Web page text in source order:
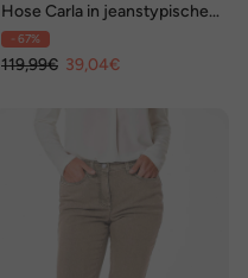
Hose Carla in jeanstypischer
Form und trendstarker Farbe
- 67%
119,99€ 39,04€